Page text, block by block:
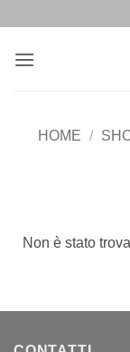
contenuti
HOME /
Non è stato